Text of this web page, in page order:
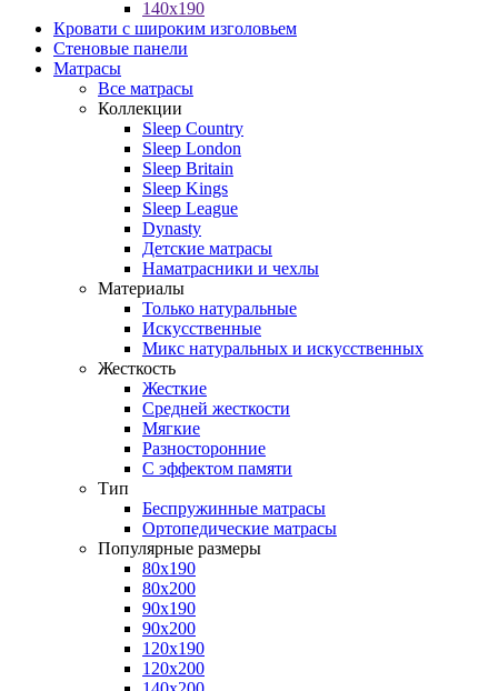
140x190
Кровати с широким изголовьем
Стеновые панели
Матрасы
Все матрасы
Коллекции
Sleep Country
Sleep London
Sleep Britain
Sleep Kings
Sleep League
Dynasty
Детские матрасы
Наматрасники и чехлы
Материалы
Только натуральные
Искусственные
Микс натуральных и искусственных
Жесткость
Жесткие
Средней жесткости
Мягкие
Разносторонние
С эффектом памяти
Тип
Беспружинные матрасы
Ортопедические матрасы
Популярные размеры
80х190
80х200
90х190
90х200
120х190
120х200